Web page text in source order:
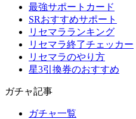
最強サポートカード
SRおすすめサポート
リセマラランキング
リセマラ終了チェッカー
リセマラのやり方
星3引換券のおすすめ
ガチャ記事
ガチャ一覧